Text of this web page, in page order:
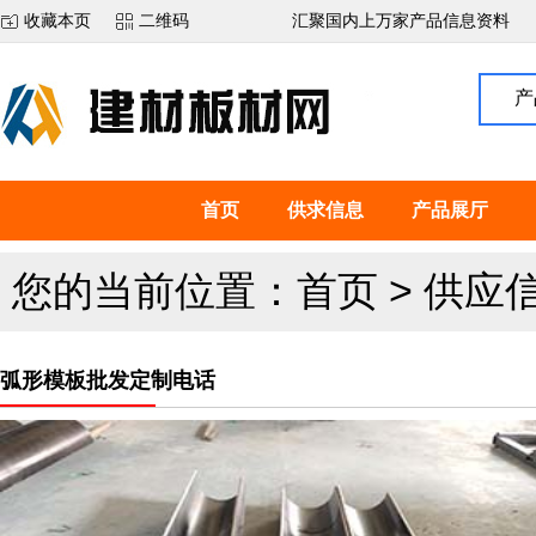
收藏本页 二维码 汇聚国内上万家产品信息资料
首页 供求信息 产品展厅
您的当前位置： 首页 > 供应
弧形模板批发定制电话